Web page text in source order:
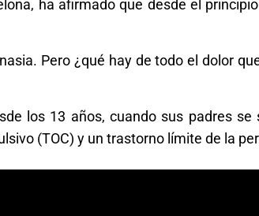
ha afirmado que desde el
Pero ¿qué hay de todo el dolor
los 13 años, cuando sus padres se
(TOC) y un trastorno límite de la